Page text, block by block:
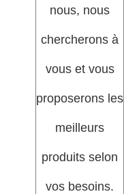
nous, nous
chercherons à
vous et vous
proposerons les
meilleurs
produits selon
vos besoins.